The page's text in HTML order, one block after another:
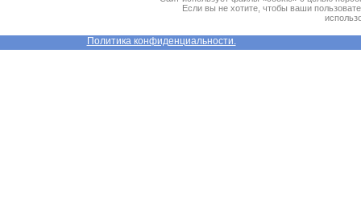
Если вы не хотите, чтобы ваши
Политика конфиденциальности.